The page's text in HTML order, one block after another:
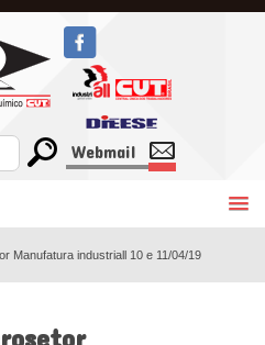
Webmail
Manufatura industriall 10 e 11/04/19